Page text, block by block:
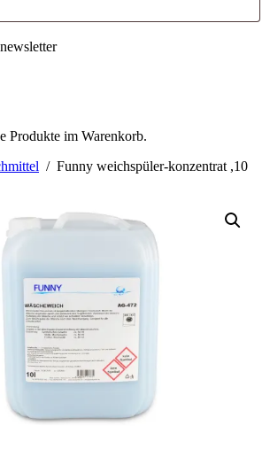
Produkte im Warenkorb.
/ Funny weichspüler-konzentrat ,10